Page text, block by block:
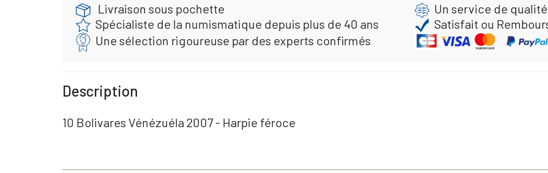
Livraison sous pochette
Un service de
Spécialiste de la numismatique depuis plus de 40 ans
Satisfait ou
Une sélection rigoureuse par des experts confirmés
Description
10 Bolivares Vénézuéla 2007 - Harpie féroce